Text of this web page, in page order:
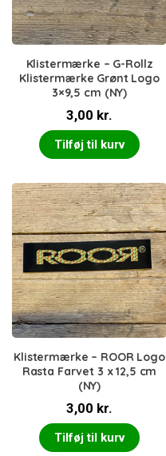
Klistermærke – G-Rollz
Klistermærke Grønt Logo
3×9,5 cm (NY)
3,00 kr.
Tilføj til kurv
Klistermærke – ROOR Logo
Rasta Farvet 3 x 12,5 cm
(NY)
3,00 kr.
Tilføj til kurv